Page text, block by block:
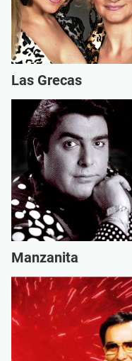
Las Grecas
Manzanita